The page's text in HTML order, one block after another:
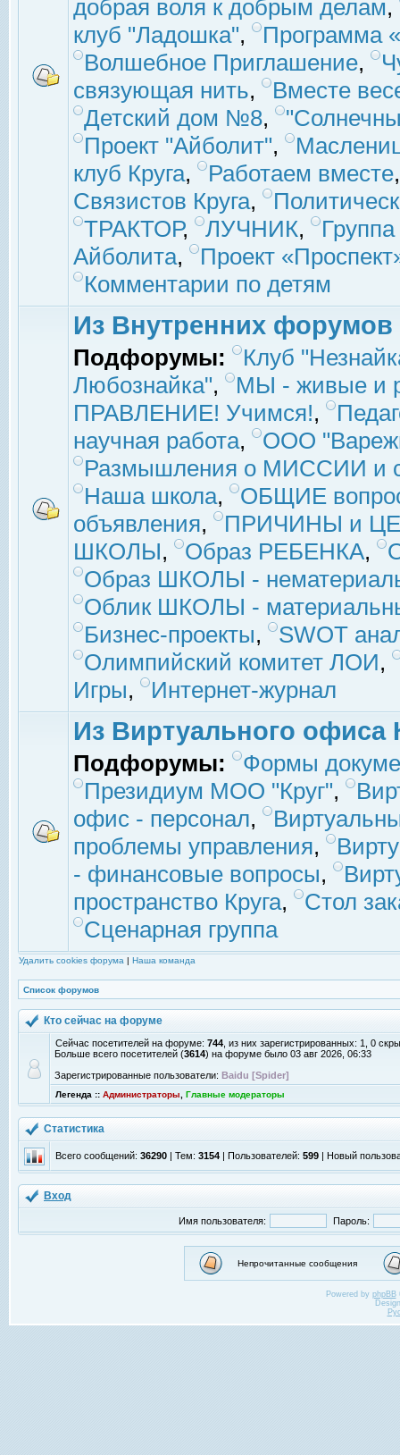
добрая воля к добрым делам,
клуб "Ладошка",
Программа
Волшебное Приглашение,
связующая нить,
Вместе
Детский дом №8,
Проект "Айболит",
клуб Круга, Работаем вместе
Связистов Круга,
ТРАКТОР, ЛУЧНИК,
Айболита,
Проект
Комментарии по детям
Из Внутренних форумов
Подфорумы:
Клуб
Любознайка",
МЫ - живые и
ПРАВЛЕНИЕ! Учимся!,
научная работа,
ООО
Размышления о МИССИИ и
Наша школа,
ОБЩИЕ
объявления,
ПРИЧИНЫ и
ШКОЛЫ, Образ РЕБЕНКА,
Образ ШКОЛЫ -
Облик ШКОЛЫ -
Бизнес-проекты,
SWOT
Олимпийский комитет ЛОИ,
Игры, Интернет-журнал
Из Виртуального офиса
Подфорумы:
Формы
Президиум МОО "Круг",
офис - персонал,
проблемы управления,
- финансовые вопросы,
пространство Круга,
Стол
Сценарная группа
Удалить cookies форума | Наша команда
Список форумов
Кто сейчас на форуме
Сейчас посетителей на форуме: 744 , из них зарегистрированных: 1, 0
Больше всего посетителей (3614) на форуме было 03 авг 2026, 06:33
Зарегистрированные пользователи: Baidu [Spider]
Легенда :: Администраторы Главные модераторы
Статистика
Всего сообщений: 36290 | Тем: 3154 | Пользователей: 599 | Новый
Вход
Имя пользователя: Пароль:
Непрочитанные сообщения
Powered by phpBB